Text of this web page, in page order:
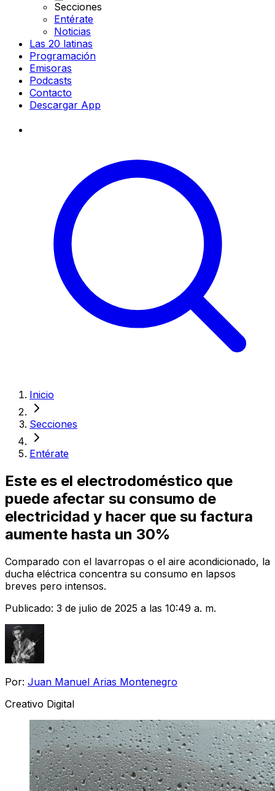
Secciones
Entérate
Noticias
Las 20 latinas
Programación
Emisoras
Podcasts
Contacto
Descargar App
Inicio
Secciones
Entérate
Este es el electrodoméstico que
puede afectar su consumo de
electricidad y hacer que su factura
aumente hasta un 30%
Comparado con el lavarropas o el aire acondicionado, la
ducha eléctrica concentra su consumo en lapsos
breves pero intensos.
Publicado: 3 de julio de 2025 a las 10:49 a. m.
Por: Juan Manuel Arias Montenegro
Creativo Digital